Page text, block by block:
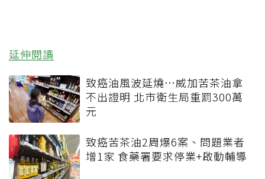
延伸閱讀
致癌油風波延燒…威加苦茶油拿
不出證明 北市衛生局重罰300萬
元
致癌苦茶油2周爆6案、問題業者
增1家 食藥署要求停業+啟動輔導